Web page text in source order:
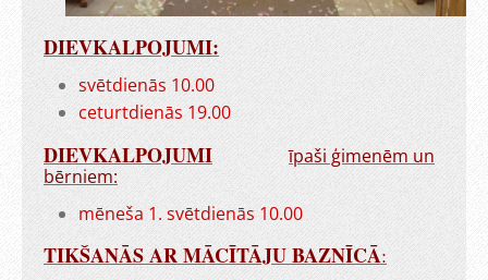
DIEVKALPOJUMI:
svētdienās 10.00
ceturtdienās 19.00
DIEVKALPOJUMI
īpaši ģimenēm un
bērniem:
mēneša 1. svētdienās 10.00
TIKŠANĀS AR MĀCĪTĀJU BAZNĪCĀ: